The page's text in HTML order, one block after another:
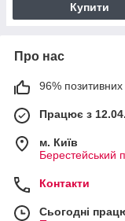
Купити
Про нас
96% позитивних
Працює з
м. Київ
Берестейський
Контакти
Сьогодні